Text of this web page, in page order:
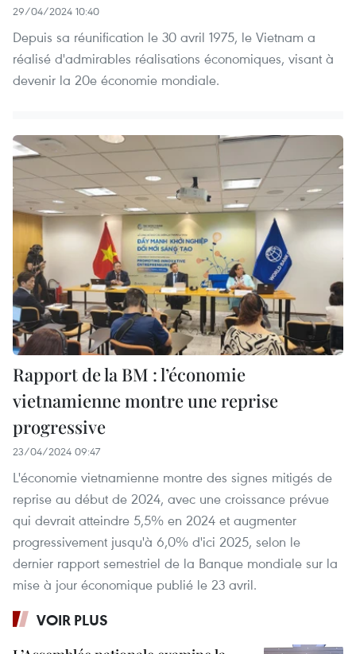
29/04/2024 10:40
Depuis sa réunification le 30 avril 1975, le Vietnam a
réalisé d'admirables réalisations économiques, visant à
devenir la 20e économie mondiale.
Rapport de la BM : l’économie
vietnamienne montre une reprise
progressive
23/04/2024 09:47
L'économie vietnamienne montre des signes mitigés de
reprise au début de 2024, avec une croissance prévue
qui devrait atteindre 5,5% en 2024 et augmenter
progressivement jusqu'à 6,0% d'ici 2025, selon le
dernier rapport semestriel de la Banque mondiale sur la
mise à jour économique publié le 23 avril.
VOIR PLUS